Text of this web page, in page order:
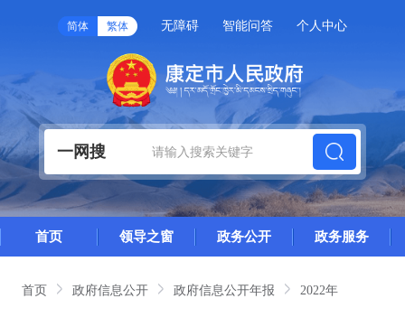
简体 繁体 无障碍 智能问答 个人中心
一网搜
首页 领导之窗 政务公开 政务服务
首页 政府信息公开 政府信息公开年报 2022年